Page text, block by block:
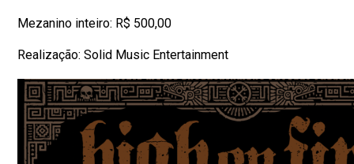
Mezanino inteiro: R$ 500,00
Realização: Solid Music Entertainment